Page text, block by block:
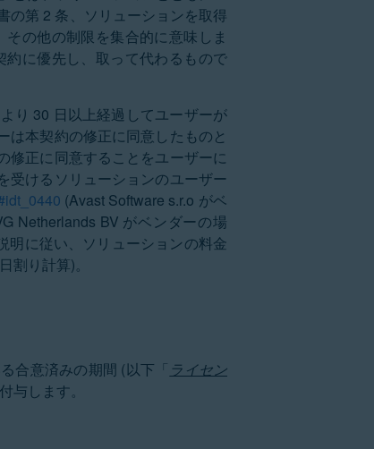
の第 2 条、ソリューションを取得
の他の制限を集合的に意味しま
に優先し、取って代わるもので
り 30 日以上経過してユーザーが
本契約の修正に同意したものと
修正に同意することをユーザーに
受けるソリューションのユーザー
(Avast Software s.r.o がベ
Netherlands BV がベンダーの場
明に従い、ソリューションの料金
り計算)。
合意済みの期間 (以下「 ライセン
します。